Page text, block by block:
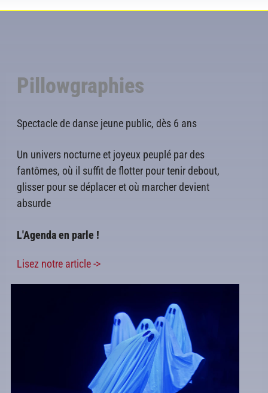
Pillowgraphies
Spectacle de danse jeune public, dès 6 ans
Un univers nocturne et joyeux peuplé par des
fantômes, où il suffit de flotter pour tenir debout,
glisser pour se déplacer et où marcher devient
absurde
L'Agenda en parle !
Lisez notre article ->